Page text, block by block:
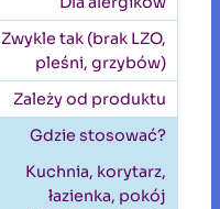
Zwykle tak (brak LZO,
pleśni, grzybów)
Zależy od produktu
Gdzie stosować?
Kuchnia, korytarz,
łazienka, pokój